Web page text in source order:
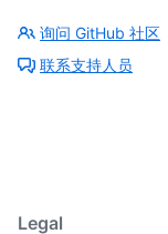
询问 GitHub 社区
联系支持人员
Legal